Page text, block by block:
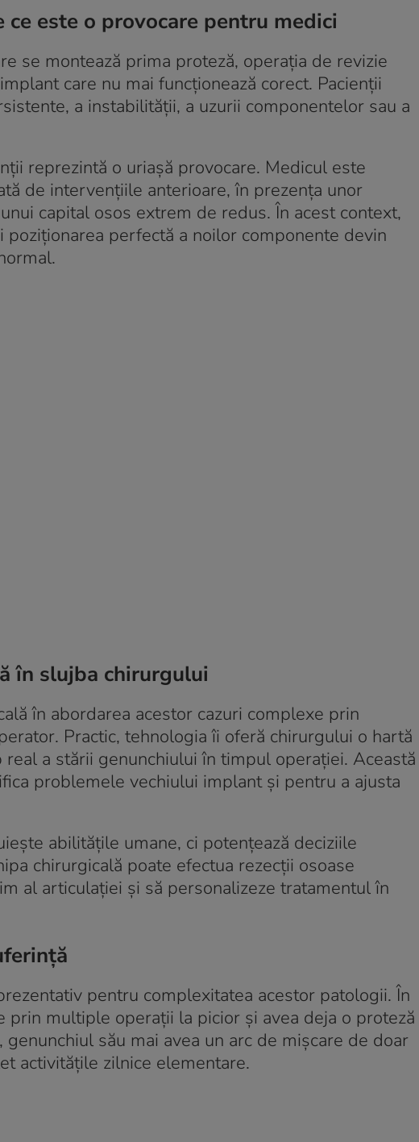
este o provocare pentru medici
se montează prima proteză, operația de revizie
care nu mai funcționează corect. Pacienții
a instabilității, a uzurii componentelor sau a
reprezintă o uriașă provocare. Medicul este
de intervențiile anterioare, în prezența unor
capital osos extrem de redus. În acest context,
perfectă a noilor componente devin
.
în slujba chirurgului
în abordarea acestor cazuri complexe prin
. Practic, tehnologia îi oferă chirurgului o hartă
a stării genunchiului în timpul operației. Această
problemele vechiului implant și pentru a ajusta
abilitățile umane, ci potențează deciziile
chirurgicală poate efectua rezecții osoase
al articulației și să personalizeze tratamentul în
pentru complexitatea acestor patologii. În
multiple operații la picior și avea deja o proteză
său mai avea un arc de mișcare de doar
activitățile zilnice elementare.